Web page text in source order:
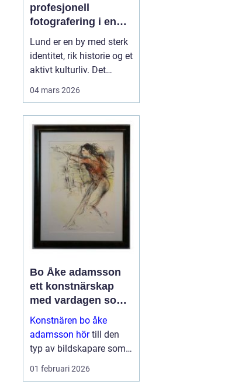
profesjonell
fotografering i en
levende
universitetsby
Lund er en by med sterk
identitet, rik historie og et
aktivt kulturliv. Det
kunstneriske portretter
og reklamebilder til
landbruksfoto og
dokumentasjon av
forskning. Når bedrifter,
04 mars 2026
Bo Åke adamsson
ett konstnärskap
med vardagen som
scen
Konstnären bo åke
adamsson hörtill den
typ av bildskapare som
ofta upptäcks av en
01 februari 2026